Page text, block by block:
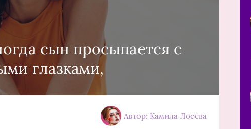
сын просы­пается с
глазками,
Автор: Камила Лосева